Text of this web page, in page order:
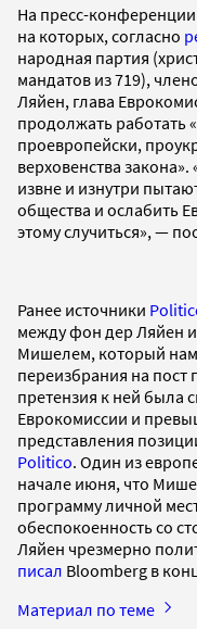
На пресс-
на которых, согласно
народная партия
мандатов из 719),
Ляйен, глава
продолжать работать
проевропейски,
верховенства
извне и изнутри
общества и ослабить
этому случиться», —
Ранее источники
между фон дер Ляйен
Мишелем, который
переизбрания на пост
претензия к ней была
Еврокомиссии и
представления
Politico. Один из
начале июня, что
программу личной
обеспокоенность со
Ляйен чрезмерно
писал Bloomberg в
Материал по теме